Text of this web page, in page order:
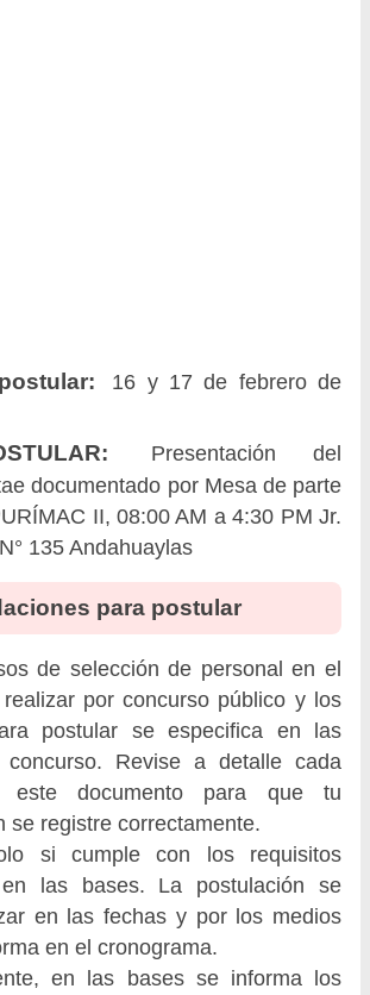
16 y 17 de febrero de
Presentación del
documentado por Mesa de parte
II, 08:00 AM a 4:30 PM Jr.
135 Andahuaylas
para postular
de selección de personal en el
por concurso público y los
postular se especifica en las
concurso. Revise a detalle cada
este documento para que tu
se registre correctamente.
si cumple con los requisitos
en las bases. La postulación se
en las fechas y por los medios
en el cronograma.
en las bases se informa los